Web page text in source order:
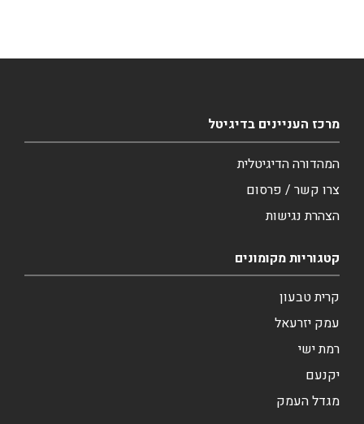
מרכז העניינים בדיגיטל
המהדורה הדיגיטלית
צרו קשר / פרסום
הצהרת נגישות
קטגוריות מקומונים
קרית טבעון
עמק יזרעאל
רמת ישי
יקנעם
מגדל העמק